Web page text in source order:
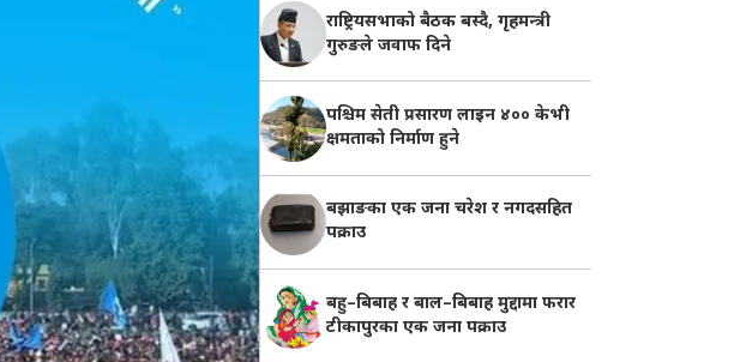
राष्ट्रियसभाको बैठक बस्दै, गृहमन्त्री
गुरुङले जवाफ दिने
पश्चिम सेती प्रसारण लाइन ४०० केभी
क्षमताको निर्माण हुने
बझाङका एक जना चरेश र नगदसहित
पक्राउ
बहु–बिबाह र बाल–बिबाह मुद्दामा फरार
टीकापुरका एक जना पक्राउ